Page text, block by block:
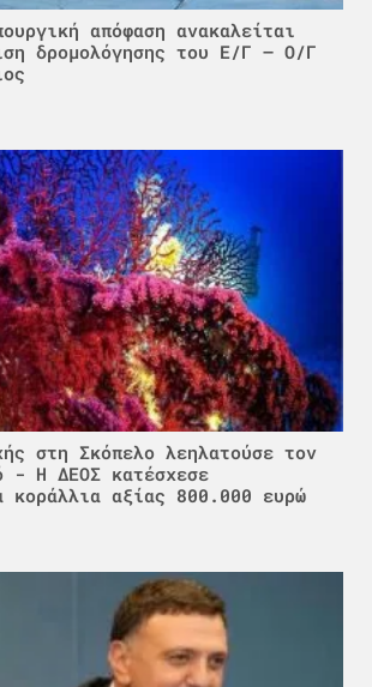
απόφαση ανακαλείται
δρομολόγησης του Ε/Γ – Ο/Γ
στη Σκόπελο λεηλατούσε τον
- H ΔΕΟΣ κατέσχεσε
κοράλλια αξίας 800.000 ευρώ